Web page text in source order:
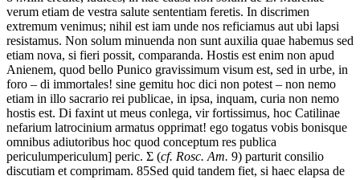
verum etiam de vestra salute sententiam feretis. In discrimen
extremum venimus; nihil est iam unde nos reficiamus aut ubi lapsi
resistamus. Non solum minuenda non sunt auxilia quae habemus sed
etiam nova, si fieri possit, comparanda. Hostis est enim non apud
Anienem, quod bello Punico gravissimum visum est, sed in urbe, in
foro – di immortales! sine gemitu hoc dici non potest – non nemo
etiam in illo sacrario rei publicae, in ipsa, inquam, curia non nemo
hostis est. Di faxint ut meus conlega, vir fortissimus, hoc Catilinae
nefarium latrocinium armatus opprimat! ego togatus vobis bonisque
omnibus adiutoribus hoc quod conceptum res publica
periculumpericulum] peric. Σ (cf. Rosc. Am. 9) parturit consilio
discutiam et comprimam. 85Sed quid tandem fiet, si haec elapsa de